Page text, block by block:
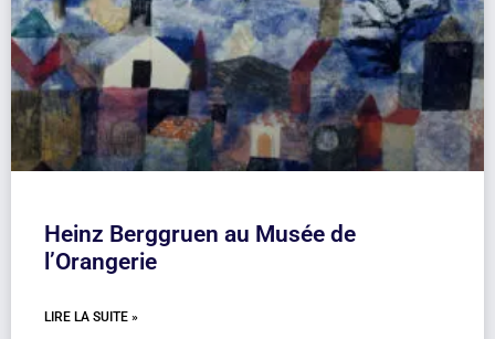
Heinz Berggruen au Musée de
l’Orangerie
LIRE LA SUITE »